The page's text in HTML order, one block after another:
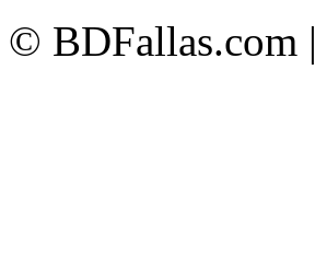
© BDFallas.com |